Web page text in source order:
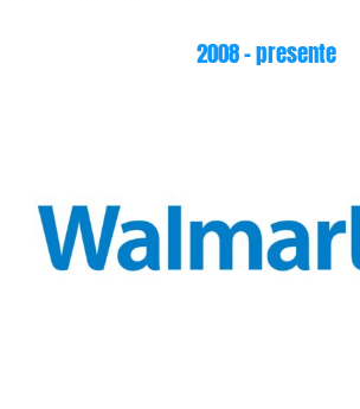
2008 – presente